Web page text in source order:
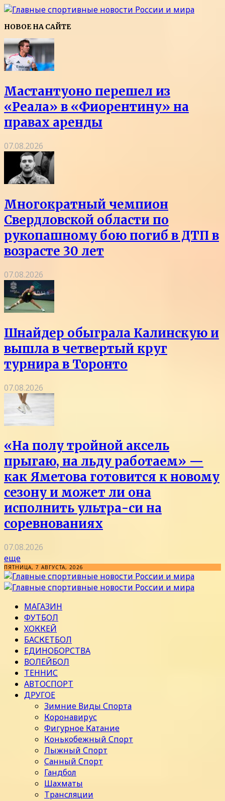
НОВОЕ НА САЙТЕ
Мастантуоно перешел из
«Реала» в «Фиорентину» на
правах аренды
07.08.2026
Многократный чемпион
Свердловской области по
рукопашному бою погиб в ДТП в
возрасте 30 лет
07.08.2026
Шнайдер обыграла Калинскую и
вышла в четвертый круг
турнира в Торонто
07.08.2026
«На полу тройной аксель
прыгаю, на льду работаем» —
как Яметова готовится к новому
сезону и может ли она
исполнить ультра-си на
соревнованиях
07.08.2026
еще
ПЯТНИЦА, 7 АВГУСТА, 2026
МАГАЗИН
ФУТБОЛ
ХОККЕЙ
БАСКЕТБОЛ
ЕДИНОБОРСТВА
ВОЛЕЙБОЛ
ТЕННИС
АВТОСПОРТ
ДРУГОЕ
Зимние Виды Спорта
Коронавирус
Фигурное Катание
Конькобежный Спорт
Лыжный Спорт
Санный Спорт
Гандбол
Шахматы
Трансляции